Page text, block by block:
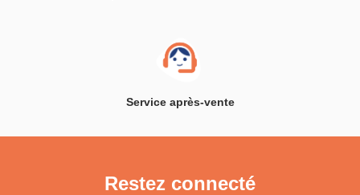
Service après-vente
Restez connecté